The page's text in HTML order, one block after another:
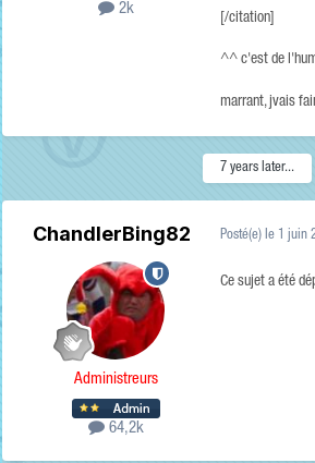
2k
[/citation]
^^ c'est de
marrant, jvais
7 years later...
ChandlerBing82
Administreurs
64,2k
Posté(e) le 1 juin
Ce sujet a été